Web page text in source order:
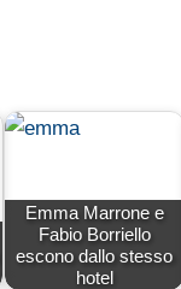
Emma Marrone e
Fabio Borriello
escono dallo stesso
hotel